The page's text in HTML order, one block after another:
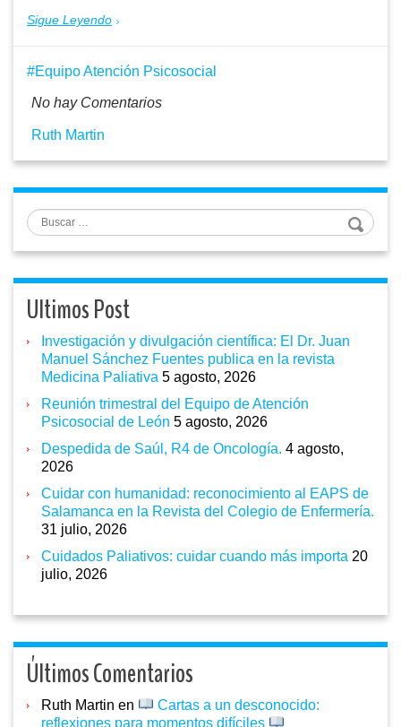
Sigue Leyendo
Equipo Atención Psicosocial
No hay Comentarios
Ruth Martin
Buscar
Ultimos Post
Investigación y divulgación científica: El Dr. Juan
Manuel Sánchez Fuentes publica en la revista
Medicina Paliativa 5 agosto, 2026
Reunión trimestral del Equipo de Atención
Psicosocial de León 5 agosto, 2026
Despedida de Saúl, R4 de Oncología. 4 agosto,
2026
Cuidar con humanidad: reconocimiento al EAPS de
Salamanca en la Revista del Colegio de Enfermería.
31 julio, 2026
Cuidados Paliativos: cuidar cuando más importa 20
julio, 2026
Últimos Comentarios
Ruth Martin en
Cartas a un desconocido:
reflexiones para momentos difíciles